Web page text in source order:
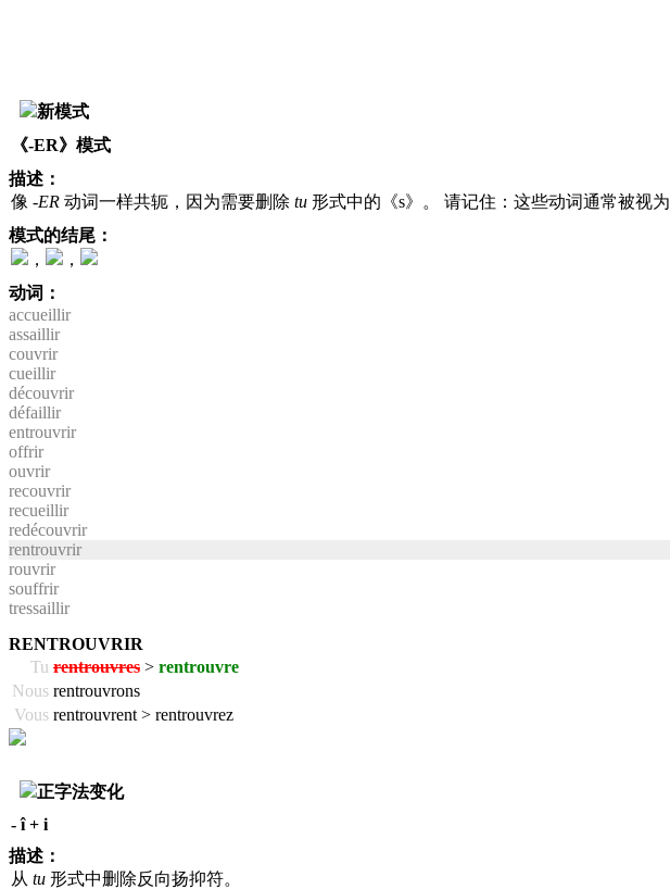
新模式
《-ER》模式
描述：
像 -ER 动词一样共轭，因为需要删除 tu 形式中的《s》。 请记住：这些动词通常被视为
模式的结尾：
，
，
动词：
accueillir
assaillir
couvrir
cueillir
découvrir
défaillir
entrouvrir
offrir
ouvrir
recouvrir
recueillir
redécouvrir
rentrouvrir
rouvrir
souffrir
tressaillir
RENTROUVRIR
Tu rentrouvres > rentrouvre
Nous rentrouvrons
Vous rentrouvrent > rentrouvrez
正字法变化
- î + i
描述：
从 tu 形式中删除反向扬抑符。